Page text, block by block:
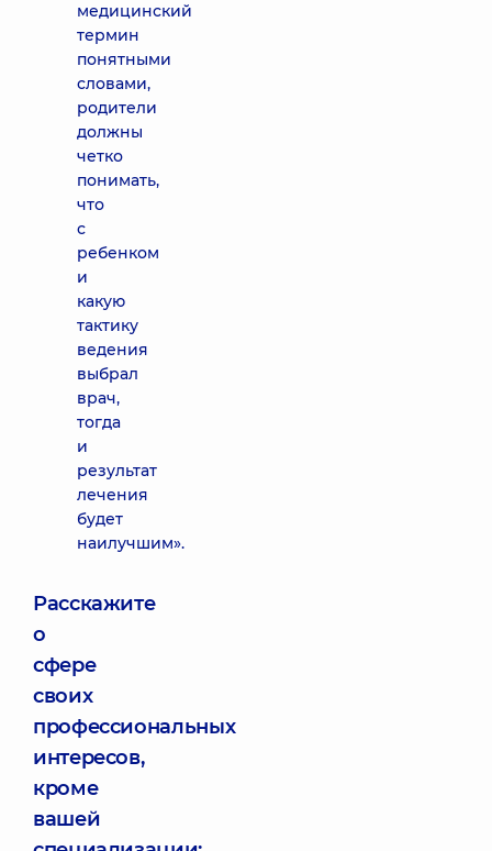
медицинский
термин
понятными
словами,
родители
должны
четко
понимать,
что
с
ребенком
и
какую
тактику
ведения
выбрал
врач,
тогда
и
результат
лечения
будет
наилучшим».
Расскажите
о
сфере
своих
профессиональных
интересов,
кроме
вашей